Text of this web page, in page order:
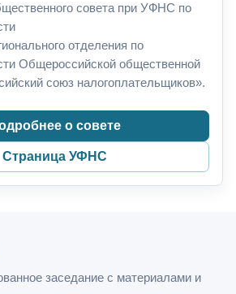
совета при УФНС по
отделения по
Общероссийской общественной
союз налогоплательщиков».
о совете
Страница УФНС
заседание с материалами и